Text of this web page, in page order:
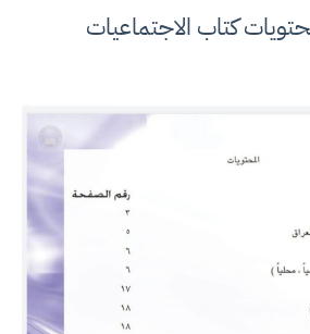
كتاب الاجتماعيات